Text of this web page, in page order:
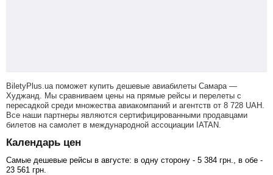
BiletyPlus.ua поможет купить дешевые авиабилеты Самара —
Худжанд. Мы сравниваем цены на прямые рейсы и перелеты с
пересадкой среди множества авиакомпаний и агентств от 8 728 UAH
Все наши партнеры являются сертифицированными продавцами
билетов на самолет в международной ассоциации IATAN.
Календарь цен
Самые дешевые рейсы в августе: в одну сторону - 5 384 грн ., в обе -
23 561 грн